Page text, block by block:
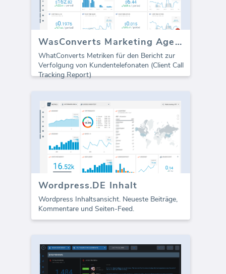
WasConverts Marketing Agentur Vorlage (Bericht)
WhatConverts Metriken für den Bericht zur
Verfolgung von Kundentelefonaten (Client Call
Tracking Report)
Wordpress.DE Inhalt
Wordpress Inhaltsansicht. Neueste Beiträge,
Kommentare und Seiten-Feed.